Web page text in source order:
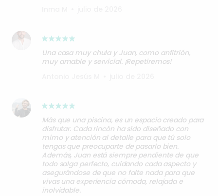
Una casa muy chula y Juan, como anfitrión,
muy amable y servicial. ¡Repetiremos!
Más que una piscina, es un espacio creado para
disfrutar. Cada rincón ha sido diseñado con
mimo y atención al detalle para que tú solo
tengas que preocuparte de pasarlo bien.
Además, Juan está siempre pendiente de que
todo salga perfecto, cuidando cada aspecto y
asegurándose de que no falte nada para que
vivas una experiencia cómoda, relajada e
inolvidable.